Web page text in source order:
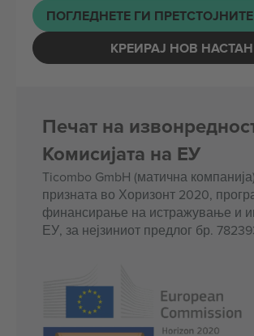
ПОГЛЕДНЕТЕ ГИ
КРЕИРАЈ НОВ НАСТАН
Печат на
Комисијата на ЕУ
Ticombo GmbH (матична
призната во Хоризонт 2020,
финансирање на истражување и
ЕУ, за нејзиниот предлог бр.